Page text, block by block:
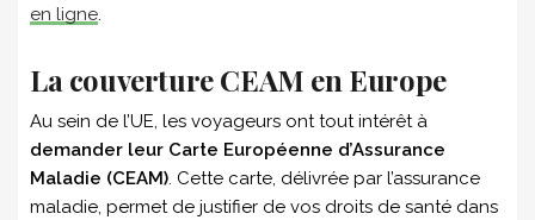
en ligne.
La couverture CEAM en Europe
Au sein de l’UE, les voyageurs ont tout intérêt à
demander leur Carte Européenne d’Assurance
Maladie (CEAM). Cette carte, délivrée par l’assurance
maladie, permet de justifier de vos droits de santé dans